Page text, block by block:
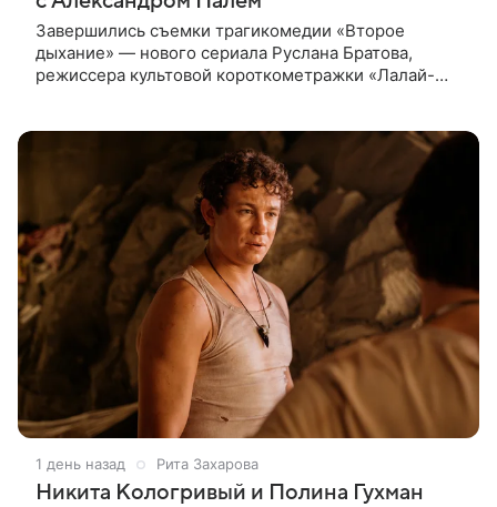
Завершились съемки трагикомедии «Второе
дыхание» — нового сериала Руслана Братова,
режиссера культовой короткометражки «Лалай-
1 день назад Рита Захарова
Никита Кологривый и Полина Гухман